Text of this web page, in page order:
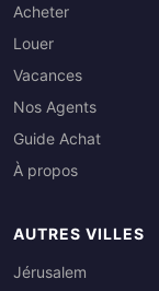
Acheter
Louer
Vacances
Nos Agents
Guide Achat
À propos
AUTRES VILLES
Jérusalem